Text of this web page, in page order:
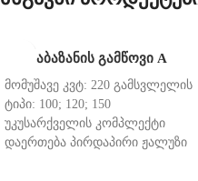
აბაზანის გამწოვი A
მომუშავე კვტ: 220 გამსვლელის
ტიპი: 100; 120; 150
უკუსარქველის კომპლექტი
დაერთება პირდაპირი ჟალუზი